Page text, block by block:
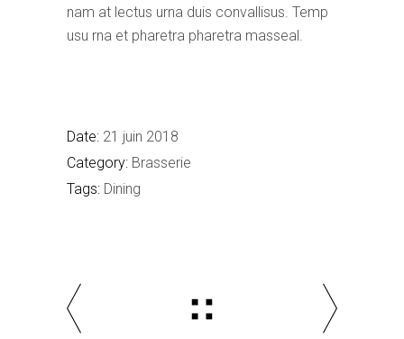
nam at lectus urna duis convallisus. Temp
usu rna et pharetra pharetra masseal.
Date: 21 juin 2018
Category: Brasserie
Tags: Dining